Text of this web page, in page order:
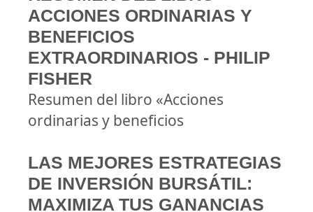
ACCIONES ORDINARIAS Y
BENEFICIOS
EXTRAORDINARIOS - PHILIP
FISHER
Resumen del libro «Acciones
ordinarias y beneficios
LAS MEJORES ESTRATEGIAS
DE INVERSIÓN BURSÁTIL:
MAXIMIZA TUS GANANCIAS